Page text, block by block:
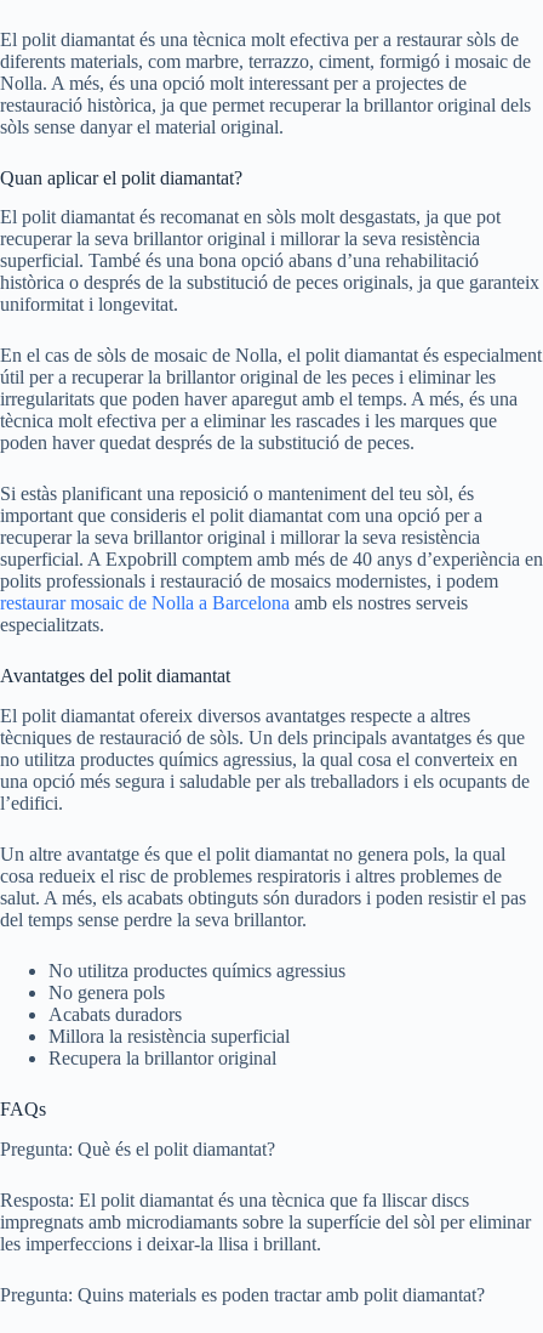
El polit diamantat és una tècnica molt efectiva per a restaurar sòls de
diferents materials, com marbre, terrazzo, ciment, formigó i mosaic de
Nolla. A més, és una opció molt interessant per a projectes de
restauració històrica, ja que permet recuperar la brillantor original dels
sòls sense danyar el material original.
Quan aplicar el polit diamantat?
El polit diamantat és recomanat en sòls molt desgastats, ja que pot
recuperar la seva brillantor original i millorar la seva resistència
superficial. També és una bona opció abans d’una rehabilitació
històrica o després de la substitució de peces originals, ja que garanteix
uniformitat i longevitat.
En el cas de sòls de mosaic de Nolla, el polit diamantat és especialment
útil per a recuperar la brillantor original de les peces i eliminar les
irregularitats que poden haver aparegut amb el temps. A més, és una
tècnica molt efectiva per a eliminar les rascades i les marques que
poden haver quedat després de la substitució de peces.
Si estàs planificant una reposició o manteniment del teu sòl, és
important que consideris el polit diamantat com una opció per a
recuperar la seva brillantor original i millorar la seva resistència
superficial. A Expobrill comptem amb més de 40 anys d’experiència en
polits professionals i restauració de mosaics modernistes, i podem
restaurar mosaic de Nolla a Barcelona amb els nostres serveis
especialitzats.
Avantatges del polit diamantat
El polit diamantat ofereix diversos avantatges respecte a altres
tècniques de restauració de sòls. Un dels principals avantatges és que
no utilitza productes químics agressius, la qual cosa el converteix en
una opció més segura i saludable per als treballadors i els ocupants de
l’edifici.
Un altre avantatge és que el polit diamantat no genera pols, la qual
cosa redueix el risc de problemes respiratoris i altres problemes de
salut. A més, els acabats obtinguts són duradors i poden resistir el pas
del temps sense perdre la seva brillantor.
No utilitza productes químics agressius
No genera pols
Acabats duradors
Millora la resistència superficial
Recupera la brillantor original
FAQs
Pregunta: Què és el polit diamantat?
Resposta: El polit diamantat és una tècnica que fa lliscar discs
impregnats amb microdiamants sobre la superfície del sòl per eliminar
les imperfeccions i deixar-la llisa i brillant.
Pregunta: Quins materials es poden tractar amb polit diamantat?